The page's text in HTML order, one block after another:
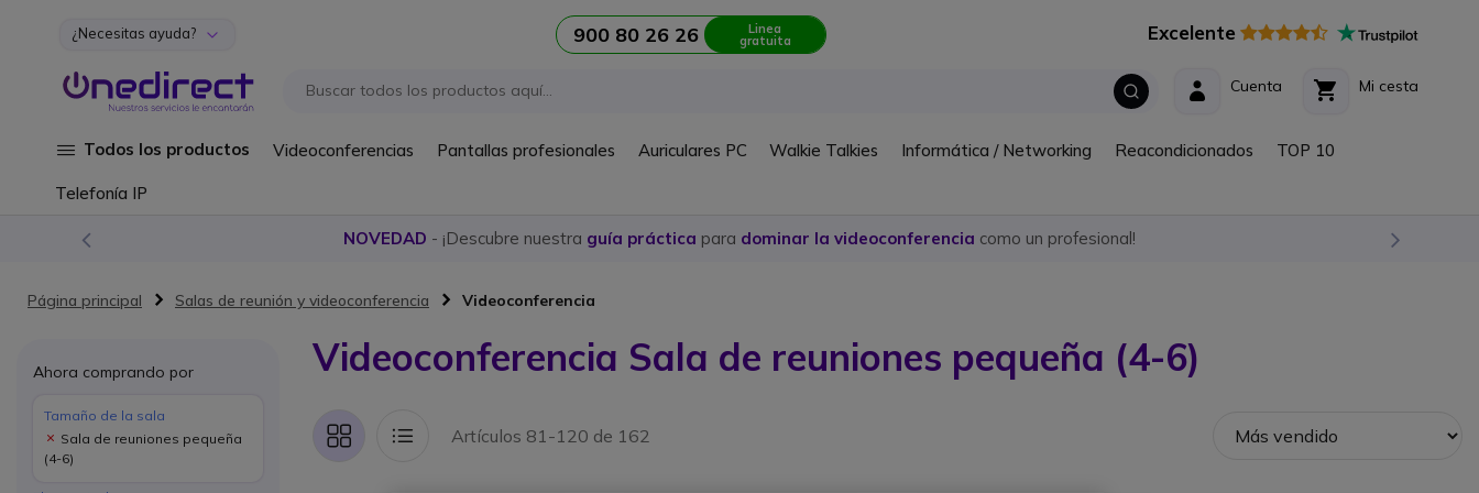
Ir al contenido
¿Necesitas ayuda? 900 80 26 26 Linea
gratuita Excelente
Mi cesta
Cuenta
Todos los productos Videoconferencias Pantallas profesionales Auriculares PC Walkie Talkies Informática / Networking Reacondicionados TOP 10
Telefonía IP
NOVEDAD - ¡Descubre nuestra guía práctica para dominar la videoconferencia como un profesional!
Página principal Salas de reunión y videoconferencia Videoconferencia
Videoconferencia Sala de reuniones pequeña (4-6)
Parrilla Lista Artículos 81-120 de 162
Ahora comprando por
Tamaño de la sala
Sala de reuniones pequeña
(4-6)